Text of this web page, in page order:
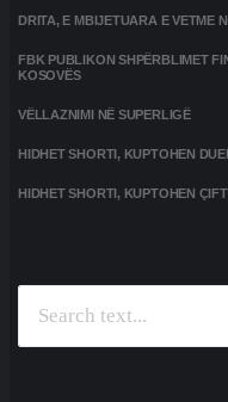
DRITA, E MBIJETUARA E VETME
FBK PUBLIKON SHPËRBLIMET
KOSOVËS
VËLLAZNIMI NË SUPERLIGË
HIDHET SHORTI, KUPTOHEN
HIDHET SHORTI, KUPTOHEN